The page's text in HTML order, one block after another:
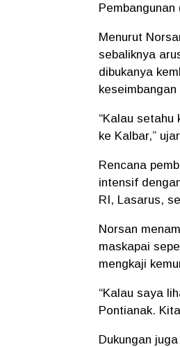
Menurut
sebaliknya
dibukanya
“Kalau
ke Kalbar,”
Rencana
intensif
RI, Lasarus,
Norsan
maskapai
mengkaji
“Kalau saya
Pontianak.
Dukungan